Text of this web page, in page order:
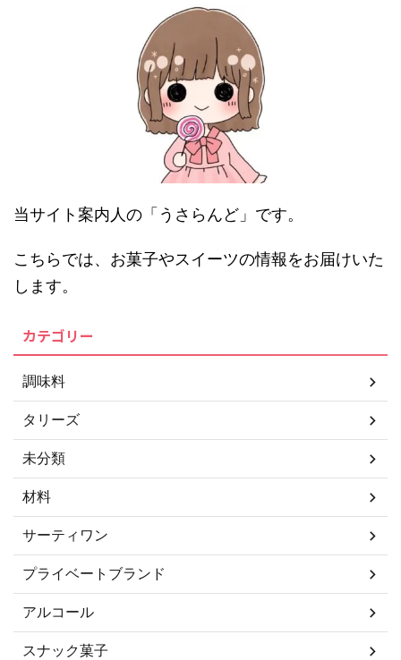
当サイト案内人の「うさらんど」です。
こちらでは、お菓子やスイーツの情報をお届けいた
します。
カテゴリー
調味料
タリーズ
未分類
材料
サーティワン
プライベートブランド
アルコール
スナック菓子